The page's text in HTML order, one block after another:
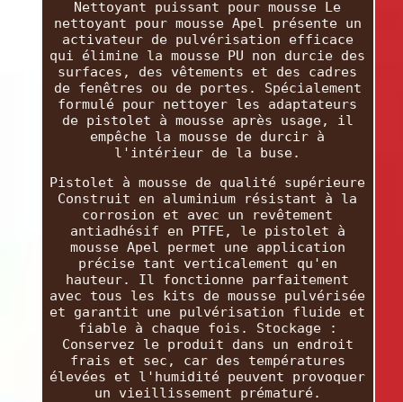
Nettoyant puissant pour mousse Le
nettoyant pour mousse Apel présente un
activateur de pulvérisation efficace
qui élimine la mousse PU non durcie des
surfaces, des vêtements et des cadres
de fenêtres ou de portes. Spécialement
formulé pour nettoyer les adaptateurs
de pistolet à mousse après usage, il
empêche la mousse de durcir à
l'intérieur de la buse.
Pistolet à mousse de qualité supérieure
Construit en aluminium résistant à la
corrosion et avec un revêtement
antiadhésif en PTFE, le pistolet à
mousse Apel permet une application
précise tant verticalement qu'en
hauteur. Il fonctionne parfaitement
avec tous les kits de mousse pulvérisée
et garantit une pulvérisation fluide et
fiable à chaque fois. Stockage :
Conservez le produit dans un endroit
frais et sec, car des températures
élevées et l'humidité peuvent provoquer
un vieillissement prématuré.